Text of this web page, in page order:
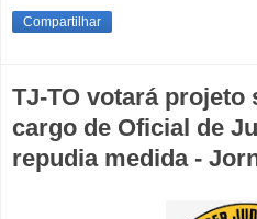
Compartilhar
TJ-TO votará projeto
cargo de Oficial de
repudia medida -